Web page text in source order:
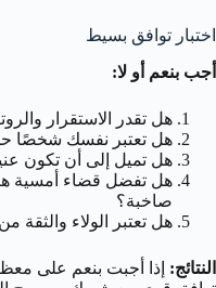
اختبار توافق بسيط
أجب بنعم أو لا:
هل تقدر الاستقرار
هل تعتبر نفسك شخصًا
هل تميل إلى أن تكون
هل تفضل قضاء أمسية
صاخبة؟
هل تعتبر الولاء والثقة
النتائج: إذا أجبت بنعم على